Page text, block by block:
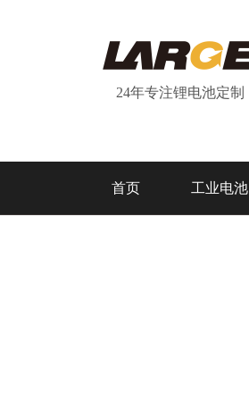
24年专注锂电池定制
首页 工业电池